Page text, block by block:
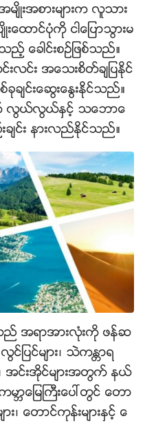
အစားမ်ားက လူသား
ထာင္ပုံကို ငါေျပာသြားမ
ေခါင္းစဥ္ျဖစ္သည္။
းလင္း အေသးစိတ္ခ်ျပႏိုင္
င္းေဆြးေႏြးႏိုင္သည္။
လြယ္လြယ္ႏွင့္ သေဘာေ
းခ်င္း နားလည္ႏိုင္သည္။
အရာအားလုံးကို ဖန္ဆ
င္ျပင္မ်ား၊ သဲကႏၲာရ
၊ အင္းအိုင္မ်ားအတြက္ နယ္
ၻေျမႀကီးေပၚတြင္ ေတာ
း၊ ေတာင္ကုန္းမ်ားႏွင့္ ေ